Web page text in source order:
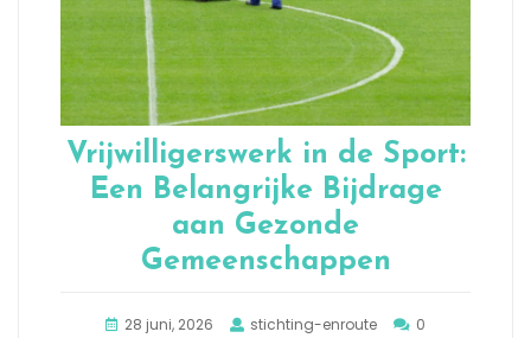
Vrijwilligerswerk in de Sport:
Een Belangrijke Bijdrage
aan Gezonde
Gemeenschappen
28 juni, 2026 stichting-enroute
0